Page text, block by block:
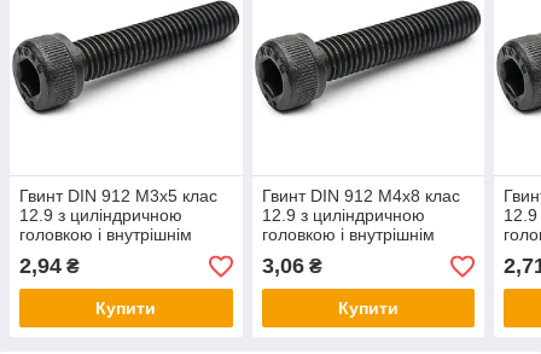
Гвинт DIN 912 М3х5 клас
12.9 з циліндричною
головкою і внутрішнім
шестигранником без
покриття
2,94 ₴
Купити
Гвинт DIN 912 М4х8 клас
12.9 з циліндричною
головкою і внутрішнім
шестигранником без
покриття
3,06₴
Купити
12.9